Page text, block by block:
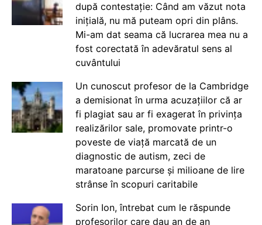
după contestație: Când am văzut nota
inițială, nu mă puteam opri din plâns.
Mi-am dat seama că lucrarea mea nu a
fost corectată în adevăratul sens al
cuvântului
Un cunoscut profesor de la Cambridge
a demisionat în urma acuzațiilor că ar
fi plagiat sau ar fi exagerat în privința
realizărilor sale, promovate printr-o
poveste de viață marcată de un
diagnostic de autism, zeci de
maratoane parcurse și milioane de lire
strânse în scopuri caritabile
Sorin Ion, întrebat cum le răspunde
profesorilor care dau an de an